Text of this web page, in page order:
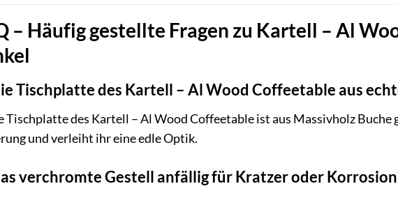
– Häufig gestellte Fragen zu Kartell – Al
Tischplatte des Kartell – Al Wood Coffeetable aus
Tischplatte des Kartell – Al Wood Coffeetable ist aus Massivholz
und verleiht ihr eine edle Optik.
verchromte Gestell anfällig für Kratzer oder